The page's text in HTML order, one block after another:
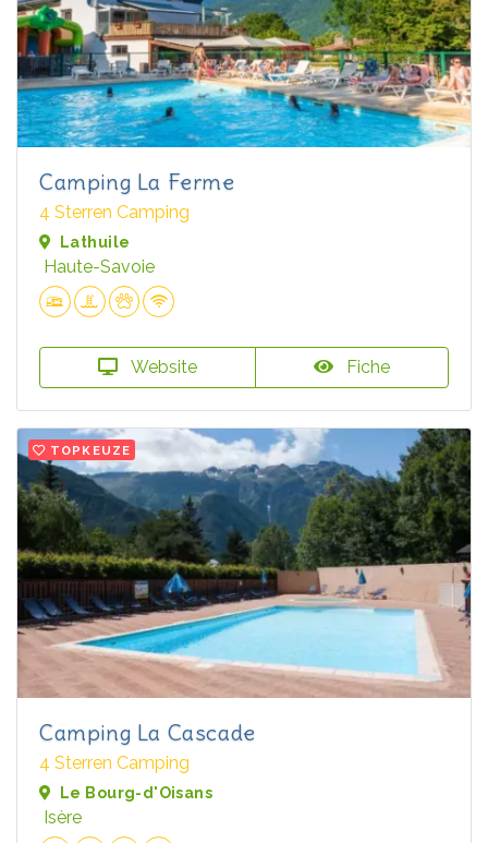
Camping La Ferme
4 Sterren Camping
Lathuile
Haute-Savoie
Website Fiche
TOPKEUZE
Camping La Cascade
4 Sterren Camping
Le Bourg-d'Oisans
Isère